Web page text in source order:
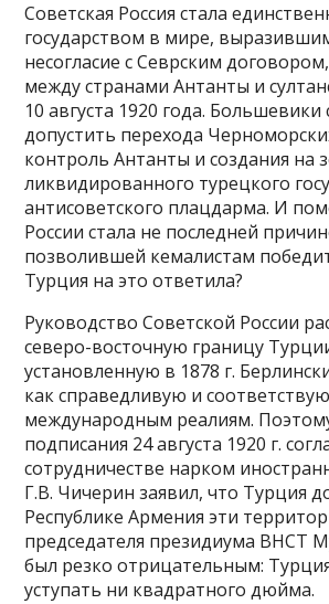
Советская Россия стала
государством в мире,
несогласие с Севрским
между странами Антанты и
10 августа 1920 года. Большевики
допустить перехода
контроль Антанты и создания на
ликвидированного турецкого
антисоветского плацдарма. И
России стала не последней
позволившей кемалистам
Турция на это ответила?
Руководство Советской России
северо-восточную границу
установленную в 1878 г.
как справедливую и
международным реалиям.
подписания 24 августа 1920 г.
сотрудничестве нарком
Г.В. Чичерин заявил, что Турция
Республике Армения эти
председателя президиума ВНСТ
был резко отрицательным:
уступать ни квадратного дюйма.